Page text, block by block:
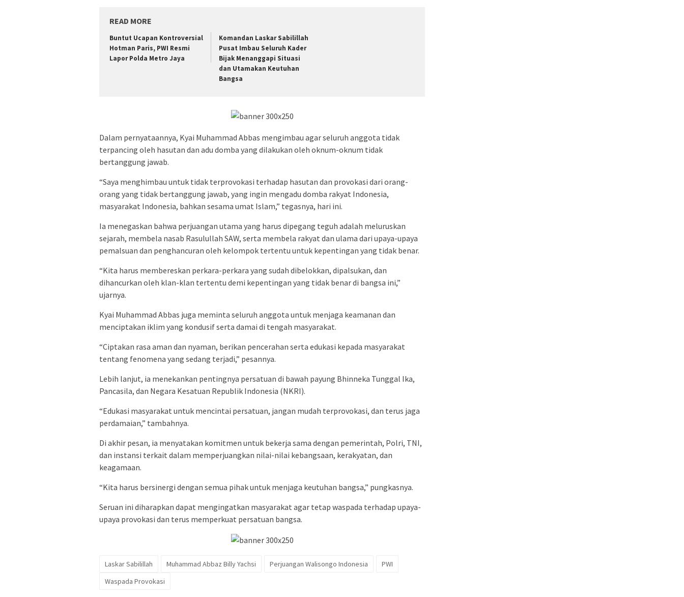
READ MORE
Buntut Ucapan Kontroversial
Hotman Paris, PWI Resmi
Lapor Polda Metro Jaya
Komandan Laskar Sabilillah
Pusat Imbau Seluruh Kader
Bijak Menanggapi Situasi
dan Utamakan Keutuhan
Bangsa
Dalam pernyataannya, Kyai Muhammad Abbas mengimbau agar seluruh anggota tidak
terpancing oleh hasutan dan adu domba yang dilakukan oleh oknum-oknum tidak
bertanggung jawab.
“Saya menghimbau untuk tidak terprovokasi terhadap hasutan dan provokasi dari orang-
orang yang tidak bertanggung jawab, yang ingin mengadu domba rakyat Indonesia,
masyarakat Indonesia, bahkan sesama umat Islam,” tegasnya, hari ini.
Ia menegaskan bahwa perjuangan utama yang harus dipegang teguh adalah meluruskan
sejarah, membela nasab Rasulullah SAW, serta membela rakyat dan ulama dari upaya-upaya
pemalsuan dan penghancuran oleh kelompok tertentu untuk kepentingan yang tidak benar.
“Kita harus membereskan perkara-perkara yang sudah dibelokkan, dipalsukan, dan
dihancurkan oleh klan-klan tertentu demi kepentingan yang tidak benar di bangsa ini,”
ujarnya.
Kyai Muhammad Abbas juga meminta seluruh anggota untuk menjaga keamanan dan
menciptakan iklim yang kondusif serta damai di tengah masyarakat.
“Ciptakan rasa aman dan nyaman, berikan pencerahan serta edukasi kepada masyarakat
tentang fenomena yang sedang terjadi,” pesannya.
Lebih lanjut, ia menekankan pentingnya persatuan di bawah payung Bhinneka Tunggal Ika,
Pancasila, dan Negara Kesatuan Republik Indonesia (NKRI).
“Edukasi masyarakat untuk mencintai persatuan, jangan mudah terprovokasi, dan terus jaga
perdamaian,” tambahnya.
Di akhir pesan, ia menyatakan komitmen untuk bekerja sama dengan pemerintah, Polri, TNI,
dan instansi terkait dalam memperjuangkan nilai-nilai kebangsaan, kerakyatan, dan
keagamaan.
“Kita harus bersinergi dengan semua pihak untuk menjaga keutuhan bangsa,” pungkasnya.
Seruan ini diharapkan dapat mengingatkan masyarakat agar tetap waspada terhadap upaya-
upaya provokasi dan terus memperkuat persatuan bangsa.
Laskar Sabilillah Muhammad Abbaz Billy Yachsi Perjuangan Walisongo Indonesia
PWI
Waspada Provokasi